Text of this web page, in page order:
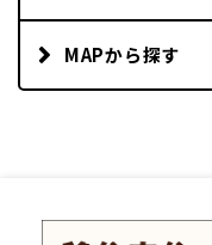
MAPから探す